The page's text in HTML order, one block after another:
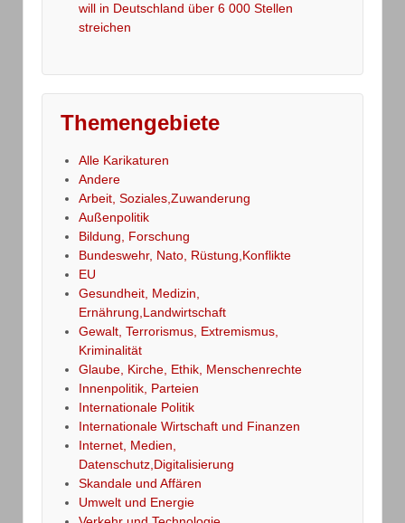
will in Deutschland über 6 000 Stellen
streichen
Themengebiete
Alle Karikaturen
Andere
Arbeit, Soziales,Zuwanderung
Außenpolitik
Bildung, Forschung
Bundeswehr, Nato, Rüstung,Konflikte
EU
Gesundheit, Medizin,
Ernährung,Landwirtschaft
Gewalt, Terrorismus, Extremismus,
Kriminalität
Glaube, Kirche, Ethik, Menschenrechte
Innenpolitik, Parteien
Internationale Politik
Internationale Wirtschaft und Finanzen
Internet, Medien,
Datenschutz,Digitalisierung
Skandale und Affären
Umwelt und Energie